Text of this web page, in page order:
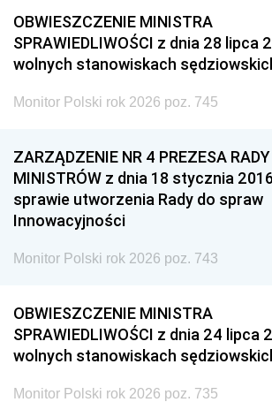
OBWIESZCZENIE MINISTRA
SPRAWIEDLIWOŚCI z dnia 28 lipca
wolnych stanowiskach
Monitor Polski rok 2026 poz. 745
ZARZĄDZENIE NR 4 PREZESA RADY
MINISTRÓW z dnia 18 stycznia
sprawie utworzenia Rady do spraw
Innowacyjności
Monitor Polski rok 2026 poz. 743
OBWIESZCZENIE MINISTRA
SPRAWIEDLIWOŚCI z dnia 24 lipca
wolnych stanowiskach
Monitor Polski rok 2026 poz. 735